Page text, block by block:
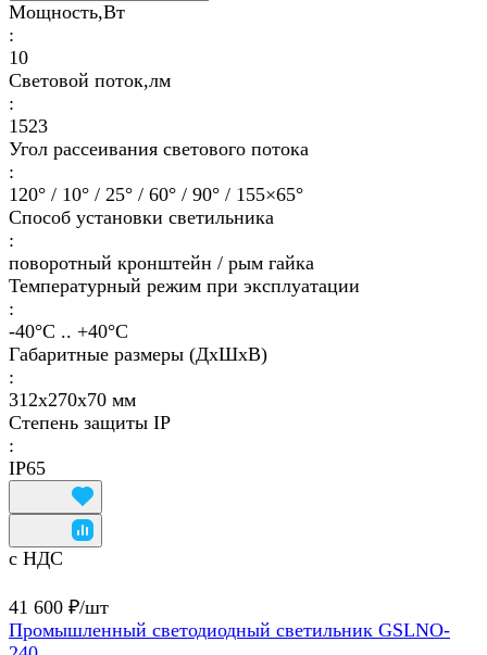
Мощность,Вт
:
10
Световой поток,лм
:
1523
Угол рассеивания светового потока
:
120° / 10° / 25° / 60° / 90° / 155×65°
Способ установки светильника
:
поворотный кронштейн / рым гайка
Температурный режим при эксплуатации
:
-40°С .. +40°C
Габаритные размеры (ДхШхВ)
:
312х270х70 мм
Степень защиты IP
:
IP65
с НДС
41 600 ₽/шт
Промышленный светодиодный светильник GSLNO-